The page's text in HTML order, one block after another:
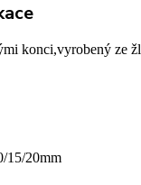
konci,vyrobený ze
15/20mm